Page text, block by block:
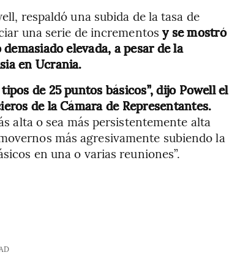
respaldó una subida de la tasa de
una serie de incrementos y se mostró
elevada, a pesar de la
en Ucrania.
de 25 puntos básicos”, dijo Powell el
de la Cámara de Representantes.
alta o sea más persistentemente alta
más agresivamente subiendo la
en una o varias reuniones”.